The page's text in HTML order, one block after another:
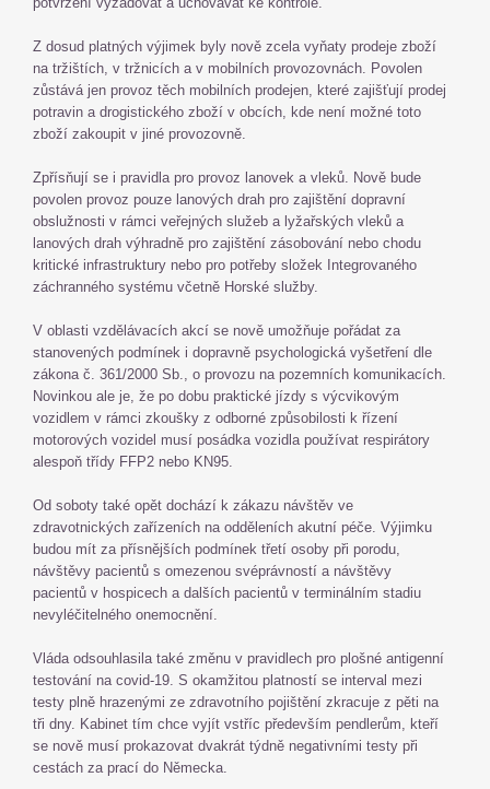
Z dosud platných výjimek byly nově zcela vyňaty prodeje zboží
na tržištích, v tržnicích a v mobilních provozovnách. Povolen
zůstává jen provoz těch mobilních prodejen, které zajišťují prodej
potravin a drogistického zboží v obcích, kde není možné toto
zboží zakoupit v jiné provozovně.
Zpřísňují se i pravidla pro provoz lanovek a vleků. Nově bude
povolen provoz pouze lanových drah pro zajištění dopravní
obslužnosti v rámci veřejných služeb a lyžařských vleků a
lanových drah výhradně pro zajištění zásobování nebo chodu
kritické infrastruktury nebo pro potřeby složek Integrovaného
záchranného systému včetně Horské služby.
V oblasti vzdělávacích akcí se nově umožňuje pořádat za
stanovených podmínek i dopravně psychologická vyšetření dle
zákona č. 361/2000 Sb., o provozu na pozemních komunikacích.
Novinkou ale je, že po dobu praktické jízdy s výcvikovým
vozidlem v rámci zkoušky z odborné způsobilosti k řízení
motorových vozidel musí posádka vozidla používat respirátory
alespoň třídy FFP2 nebo KN95.
Od soboty také opět dochází k zákazu návštěv ve
zdravotnických zařízeních na odděleních akutní péče. Výjimku
budou mít za přísnějších podmínek třetí osoby při porodu,
návštěvy pacientů s omezenou svéprávností a návštěvy
pacientů v hospicech a dalších pacientů v terminálním stadiu
nevyléčitelného onemocnění.
Vláda odsouhlasila také změnu v pravidlech pro plošné antigenní
testování na covid-19. S okamžitou platností se interval mezi
testy plně hrazenými ze zdravotního pojištění zkracuje z pěti na
tři dny. Kabinet tím chce vyjít vstříc především pendlerům, kteří
se nově musí prokazovat dvakrát týdně negativními testy při
cestách za prací do Německa.